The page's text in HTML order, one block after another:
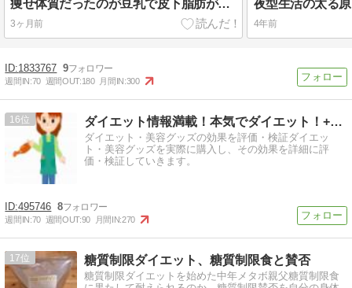
痩せ体質だったのが豆乳で皮下脂肪がぁぁ：ダイエット再開します
3ヶ月前 4年前
1833767 9
週間IN:70 週間OUT:180 月間IN:300
16 ダイエット情報満載！本気でダイエット！+美容
ダイエット・美容グッズの効果を評価・検証ダイエッ
ト・美容グッズを実際に購入し、その効果を詳細に評
価・検証していきます。
495746 8
週間IN:70 週間OUT:90 月間IN:270
17 糖質制限ダイエット、糖質制限食と賛否
糖質制限ダイエットを始めた中年メタボ親父糖質制限食